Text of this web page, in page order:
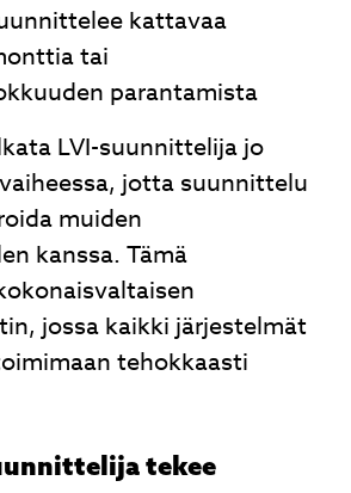
kattavaa
tai
parantamista
LVI-suunnittelija jo
jotta suunnittelu
muiden
kanssa. Tämä
jossa kaikki järjestelmät
tehokkaasti
tekee